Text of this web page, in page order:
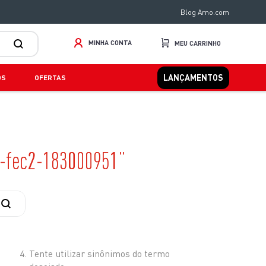
Blog Arno.com
MINHA CONTA
OFERTAS LANÇAMENTOS
183000951
Tente utilizar sinônimos do termo